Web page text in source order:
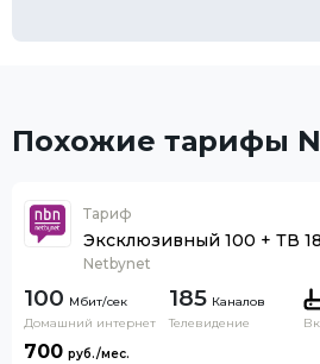
Похожие тарифы
Тариф
Эксклюзивный 100 + ТВ
Netbynet
100
Домашний интернет
185 Каналов
Телевидение
700